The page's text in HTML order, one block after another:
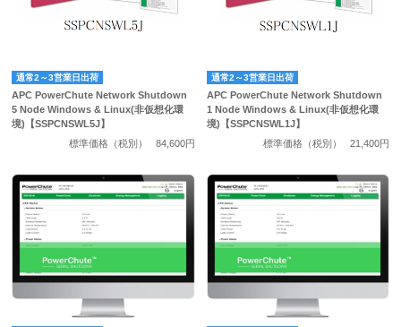
通常2～3営業日出荷
APC PowerChute Network Shutdown
5 Node Windows & Linux(非仮想化環
境)【SSPCNSWL5J】
標準価格（税別）
84,600円
通常2～3営業日出荷
APC PowerChute Network Shutdown
1 Node Windows & Linux(非仮想化環
境)【SSPCNSWL1J】
標準価格（税別）
21,400円